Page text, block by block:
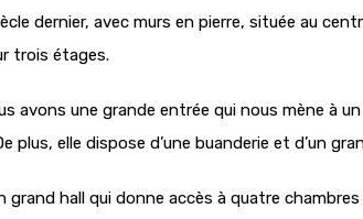
dernier, avec murs en pierre, située au
trois étages.
avons une grande entrée qui nous mène à
plus, elle dispose d’une buanderie et d’un
grand hall qui donne accès à quatre